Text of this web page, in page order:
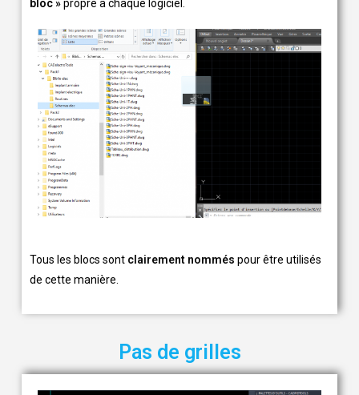
bloc »propre à chaque logiciel.
Tous les blocs sont clairement nommés pour être utilisés
de cette manière.
Pas de grilles